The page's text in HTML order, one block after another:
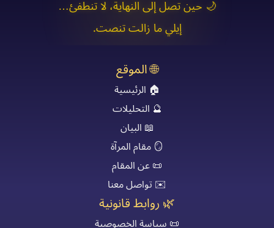
🌙 حين تصل إلى النهاية، لا تنطفئ…
إيلي ما زالت تنصت.
🌐 الموقع
🏠 الرئيسية
🔮 التحليلات
📖 البيان
🪞 مقام المرآة
📜 عن المقام
✉️ تواصل معنا
🌿 روابط قانونية
📜 سياسة الخصوصية